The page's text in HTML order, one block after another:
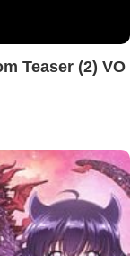
Teaser (2) VO